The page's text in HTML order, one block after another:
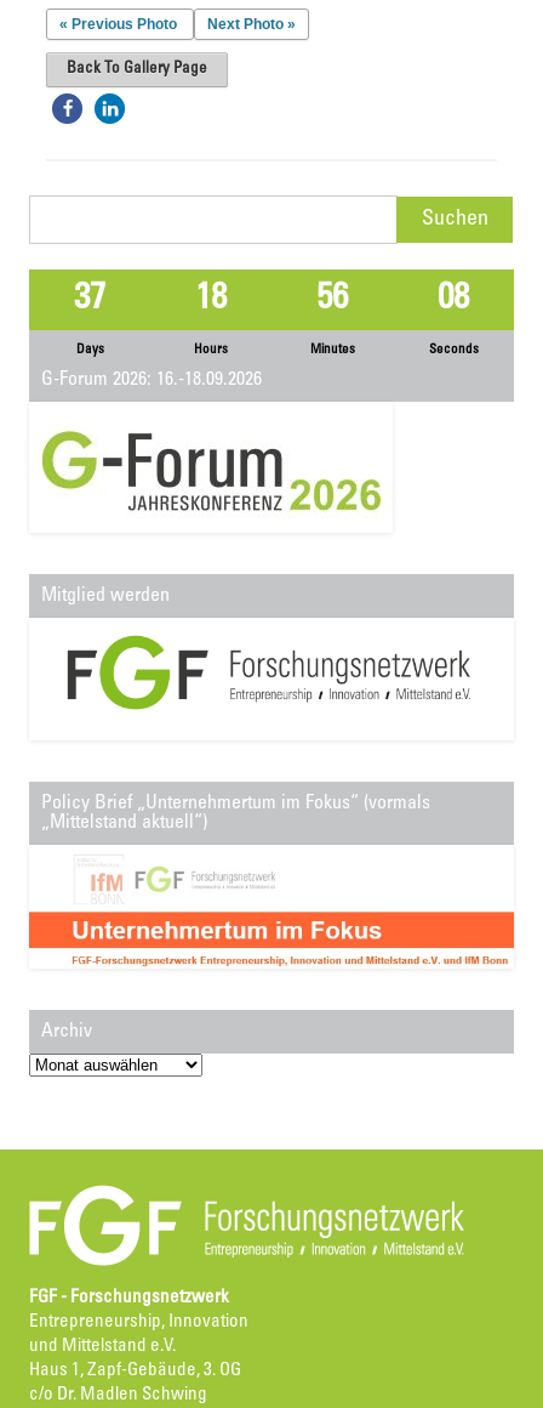
« Previous Photo Next Photo »
Back To Gallery Page
37
Days
18
Hours
56
Minutes
08
Seconds
G-Forum 2026: 16.-18.09.2026
Mitglied werden
Policy Brief „Unternehmertum im Fokus“ (vormals
„Mittelstand aktuell“)
Archiv
Archiv
FGF - Forschungsnetzwerk
Entrepreneurship, Innovation
und Mittelstand e.V.
Haus 1, Zapf-Gebäude, 3. OG
c/o Dr. Madlen Schwing